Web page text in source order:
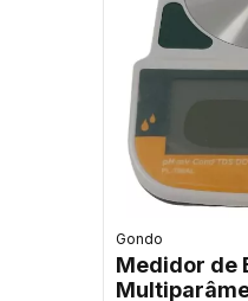
Gondo
Medidor de